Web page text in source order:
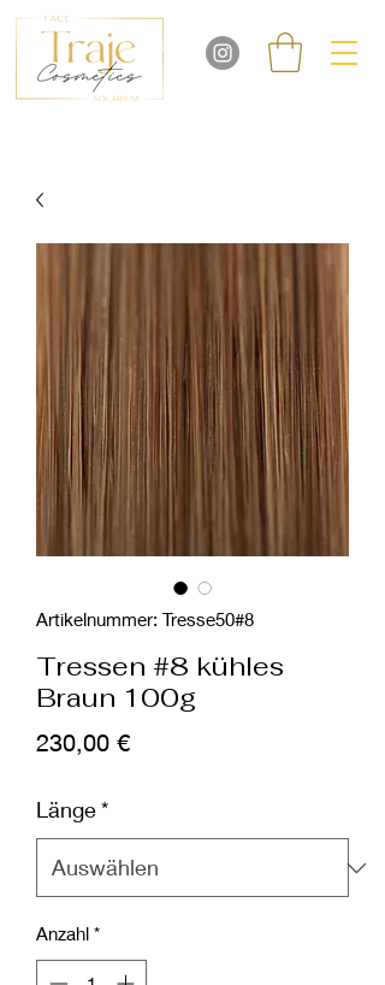
Artikelnummer: Tresse50#8
Tressen #8 kühles
Braun 100g
230,00 €Preis
Länge*
Anzahl *